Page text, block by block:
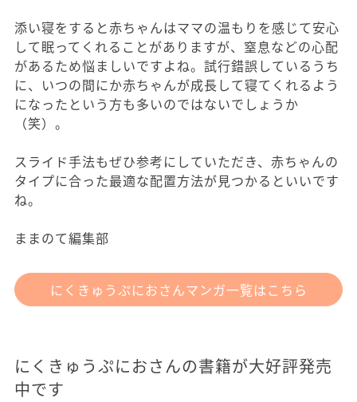
添い寝をすると赤ちゃんはママの温もりを感じて安心
して眠ってくれることがありますが、窒息などの心配
があるため悩ましいですよね。試行錯誤しているうち
に、いつの間にか赤ちゃんが成長して寝てくれるよう
になったという方も多いのではないでしょうか
（笑）。
スライド手法もぜひ参考にしていただき、赤ちゃんの
タイプに合った最適な配置方法が見つかるといいです
ね。
ままのて編集部
にくきゅうぷにおさんマンガ一覧はこちら
にくきゅうぷにおさんの書籍が大好評発売
中です